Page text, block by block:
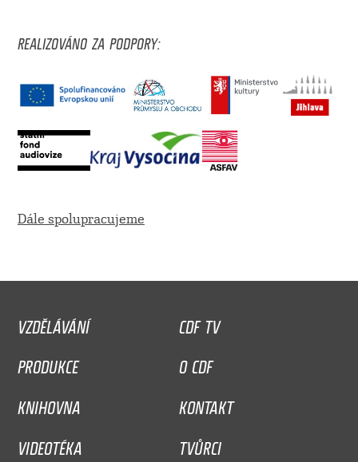
REALIZOVÁNO ZA PODPORY:
Dále spolupracujeme
VZDĚLÁVÁNÍ
CDF TV
PRODUKCE
O CDF
KNIHOVNA
KONTAKT
VIDEOTÉKA
TVŮRCI